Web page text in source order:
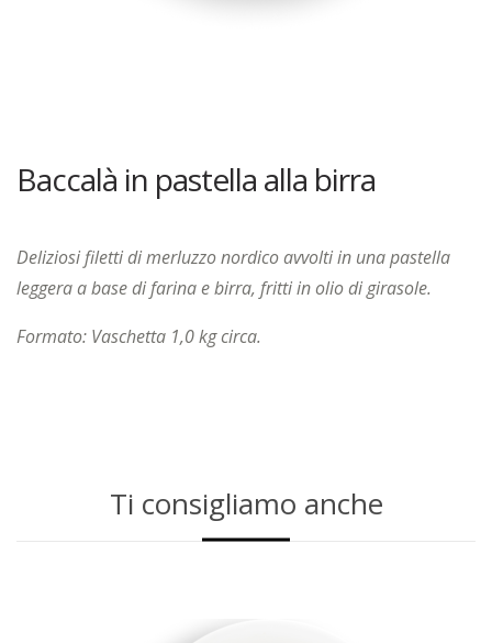
Baccalà in pastella alla birra
Deliziosi filetti di merluzzo nordico avvolti in una pastella
leggera a base di farina e birra, fritti in olio di girasole.
Formato: Vaschetta 1,0 kg circa.
Ti consigliamo anche